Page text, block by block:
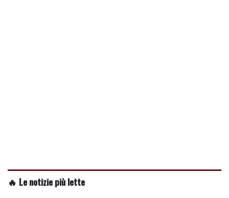
🔥 Le notizie più lette